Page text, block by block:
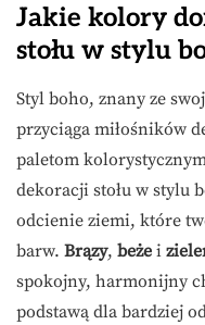
Jakie kolory
stołu w stylu
Styl boho, znany ze
przyciąga miłośników
paletom
dekoracji stołu w stylu
odcienie ziemi, które
barw. Brązy, beże i
spokojny, harmonijny
podstawą dla bardziej